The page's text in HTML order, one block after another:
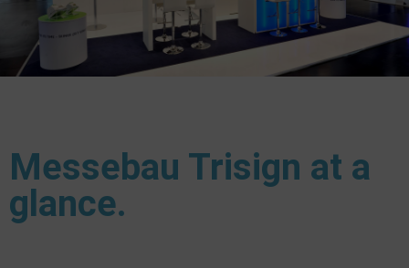
Messebau Trisign at a
glance.